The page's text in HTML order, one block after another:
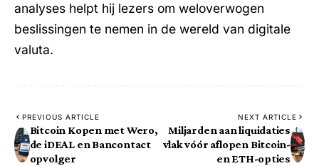
analyses helpt hij lezers om weloverwogen
beslissingen te nemen in de wereld van digitale
valuta.
PREVIOUS ARTICLE
Bitcoin Kopen met Wero,
de iDEAL en Bancontact
opvolger
NEXT ARTICLE
Miljarden aan liquidaties
vlak vóór aflopen Bitcoin-
en ETH-opties